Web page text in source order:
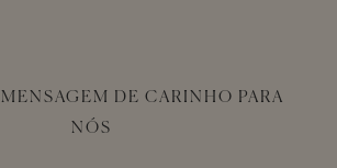
DE CARINHO PARA
NÓS